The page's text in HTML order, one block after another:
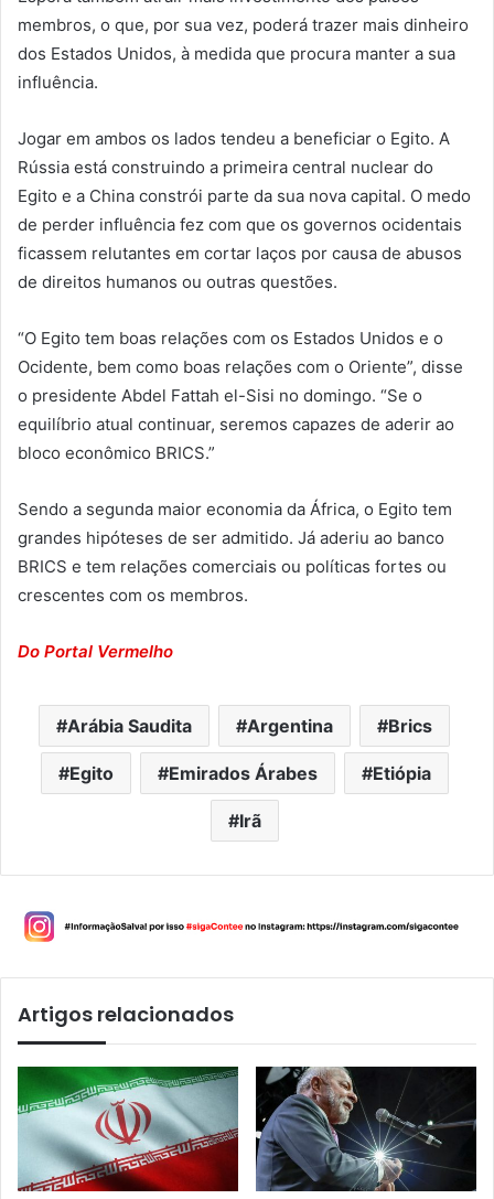
membros, o que, por sua vez, poderá trazer mais dinheiro
dos Estados Unidos, à medida que procura manter a sua
influência.
Jogar em ambos os lados tendeu a beneficiar o Egito. A
Rússia está construindo a primeira central nuclear do
Egito e a China constrói parte da sua nova capital. O medo
de perder influência fez com que os governos ocidentais
ficassem relutantes em cortar laços por causa de abusos
de direitos humanos ou outras questões.
“O Egito tem boas relações com os Estados Unidos e o
Ocidente, bem como boas relações com o Oriente”, disse
o presidente Abdel Fattah el-Sisi no domingo. “Se o
equilíbrio atual continuar, seremos capazes de aderir ao
bloco econômico BRICS.”
Sendo a segunda maior economia da África, o Egito tem
grandes hipóteses de ser admitido. Já aderiu ao banco
BRICS e tem relações comerciais ou políticas fortes ou
crescentes com os membros.
Do Portal Vermelho
Arábia Saudita Argentina Brics
Egito Emirados Árabes Etiópia
Irã
Artigos relacionados